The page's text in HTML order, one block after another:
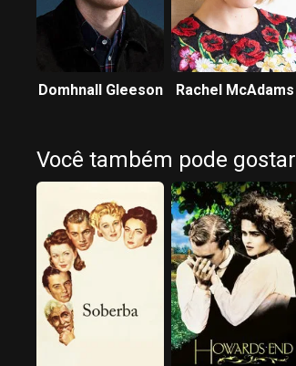
Domhnall Gleeson Rachel McAdams
Você também pode gostar